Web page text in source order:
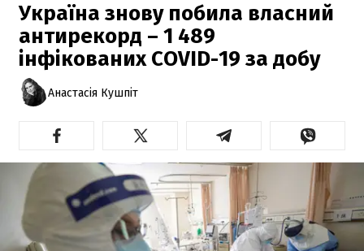
Україна знову побила власний
антирекорд – 1 489
інфікованих COVID-19 за добу
Анастасія Кушпіт